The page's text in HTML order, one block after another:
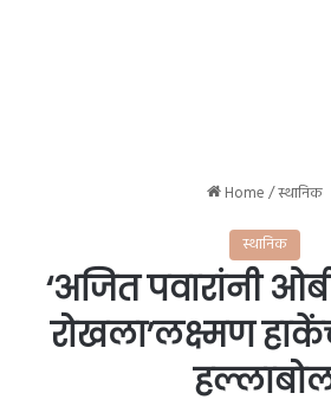
Home/स्थानिक
स्थानिक
‘अजित पवारांनी
रोखला’लक्ष्मण